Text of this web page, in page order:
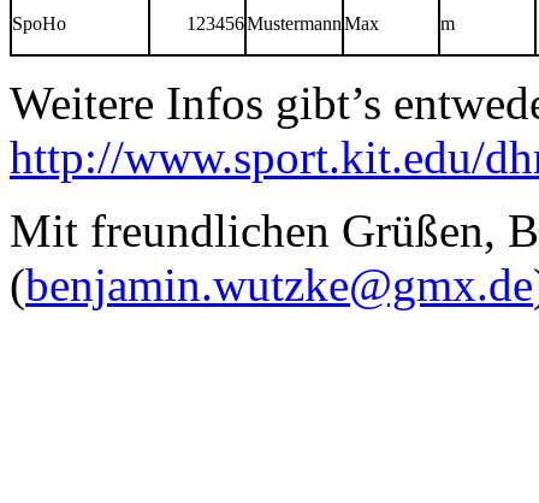
SpoHo 123456MustermannMax m
Weitere Infos gibt’s
http://www.sport.kit.edu/
Mit freundlichen Grüßen,
(benjamin.wutzke@gmx.de